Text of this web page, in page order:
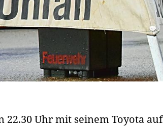
Uhr mit seinem Toyota auf